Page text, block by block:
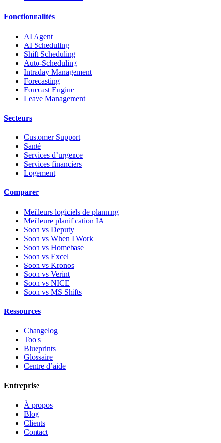
Fonctionnalités
AI Agent
AI Scheduling
Shift Scheduling
Auto-Scheduling
Intraday Management
Forecasting
Forecast Engine
Leave Management
Secteurs
Customer Support
Santé
Services d’urgence
Services financiers
Logement
Comparer
Meilleurs logiciels de planning
Meilleure planification IA
Soon vs Deputy
Soon vs When I Work
Soon vs Homebase
Soon vs Excel
Soon vs Kronos
Soon vs Verint
Soon vs NICE
Soon vs MS Shifts
Ressources
Changelog
Tools
Blueprints
Glossaire
Centre d’aide
Entreprise
À propos
Blog
Clients
Contact